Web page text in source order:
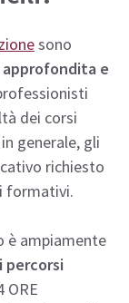
sono
e
dei corsi
generale, gli
richiesto
formativi.
è ampiamente
percorsi
ORE